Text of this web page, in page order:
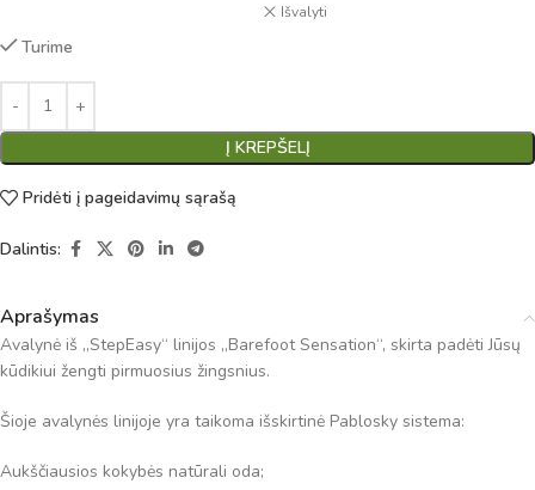
Išvalyti
Turime
Į KREPŠELĮ
Pridėti į pageidavimų sąrašą
Dalintis:
Aprašymas
Avalynė iš „StepEasy“ linijos „Barefoot Sensation“, skirta padėti Jūsų
kūdikiui žengti pirmuosius žingsnius.
Šioje avalynės linijoje yra taikoma išskirtinė Pablosky sistema:
Aukščiausios kokybės natūrali oda;